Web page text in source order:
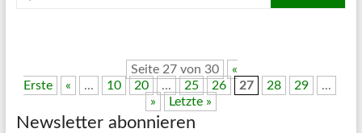
Seite 27 von 30
«
Erste
« ... 10 20 ... 25 26 27 28 29
...
»
Letzte »
Newsletter abonnieren